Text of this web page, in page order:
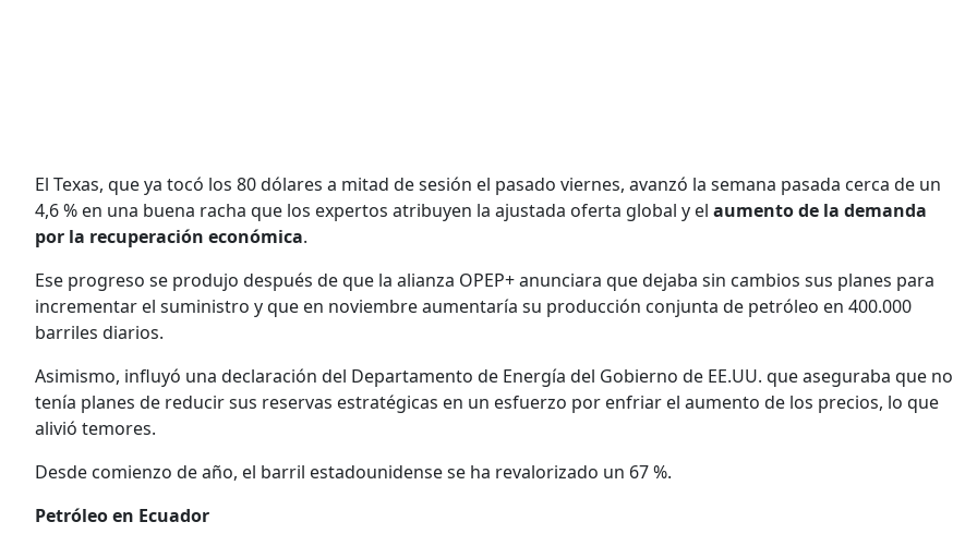
El Texas, que ya tocó los 80 dólares a mitad de sesión el pasado viernes, avanzó la semana pasada cerca de un
4,6 % en una buena racha que los expertos atribuyen la ajustada oferta global y el aumento de la demanda
por la recuperación económica.
Ese progreso se produjo después de que la alianza OPEP+ anunciara que dejaba sin cambios sus planes para
incrementar el suministro y que en noviembre aumentaría su producción conjunta de petróleo en 400.000
barriles diarios.
Asimismo, influyó una declaración del Departamento de Energía del Gobierno de EE.UU. que aseguraba que no
tenía planes de reducir sus reservas estratégicas en un esfuerzo por enfriar el aumento de los precios, lo que
alivió temores.
Desde comienzo de año, el barril estadounidense se ha revalorizado un 67 %.
Petróleo en Ecuador